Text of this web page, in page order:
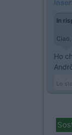
In
Ho
Lo